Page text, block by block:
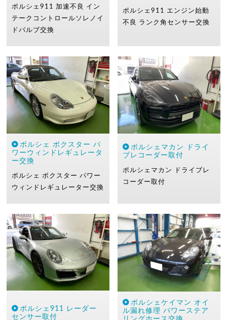
ポルシェ911 加速不良 イン
テークコントロールソレノイ
ドバルブ交換
ポルシェ911 エンジン始動
不良 ランク角センサー交換
ポルシェ ボクスター パ
ワーウィンドレギュレータ
ー交換
ポルシェ ボクスターパワー
ウィンドレギュレーター交換
ポルシェマカン ドライ
ブレコーダー取付
ポルシェマカン
ドライブレ
コーダー取付
ポルシェ911 レーダー
センサー取付
ポルシェケイマン オイ
ル漏れ修理 パワーステア